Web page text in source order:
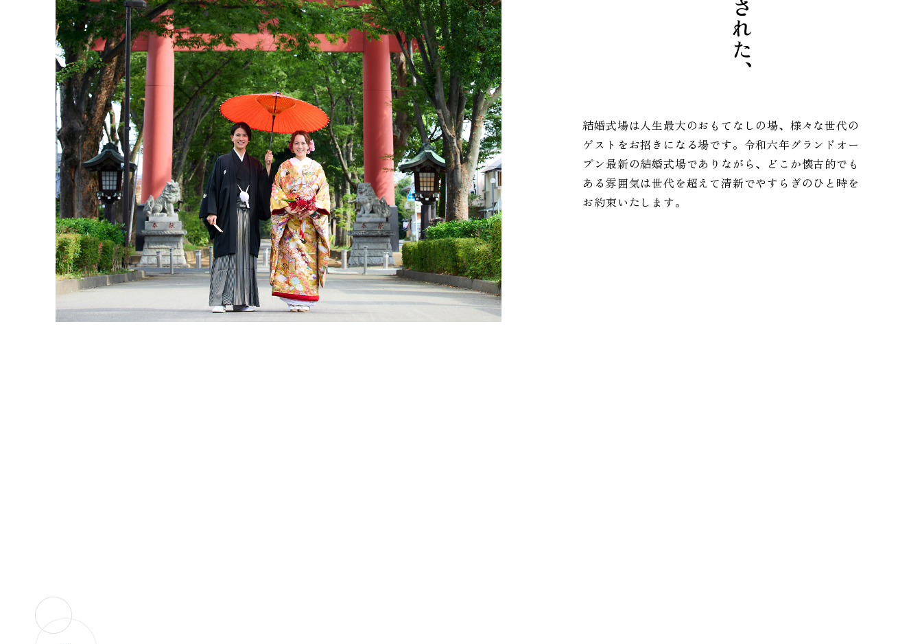
結婚式場は人生最大のおもてなしの場、様々な世代の
ゲストをお招きになる場です。令和六年グランドオー
プン最新の結婚式場でありながら、どこか懐古的でも
ある雰囲気は世代を超えて清新でやすらぎのひと時を
お約束いたします。